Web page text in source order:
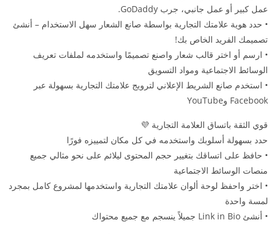
عمل كبير أو عمل جانبي، جرب GoDaddy.
• حدد هوية علامتك التجارية بواسطة صانع الشعار سهل الاستخدام – أنشئ
تصميمك الفريد الخاص بك!
• ارسم أو اختر قالب شعار واصنع تصميمًا واستخدمه لملفات تعريف
الوسائط الاجتماعية ومواد التسويق
• استخدم صانع الشريط الإعلاني لترويج علامتك التجارية بسهولة عبر
Facebook وYouTube
قوي الثقة باتساق العلامة التجارية 💜
حدد بسهولة أسلوبك واستخدمه في كل مكان لتمييزه فورًا
• حافظ على اتساقك بتغيير حجم المحتوى ليلائم على نحو مثالي جميع
منصات الوسائط الاجتماعية
• اختر واحفظ لوحة ألوان علامتك التجارية واستخدمها لمشروع كامل بمجرد
لمسة واحدة
• أنشئ Link in Bio جميلاً ينسجم مع جميع محتواك